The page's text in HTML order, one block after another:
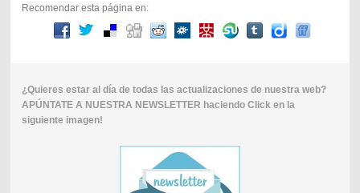
Recomendar esta página en:
¿Quieres estar al día de todas las actualizaciones de nuestra web?
APÚNTATE A NUESTRA NEWSLETTER haciendo Click en la
siguiente imagen!